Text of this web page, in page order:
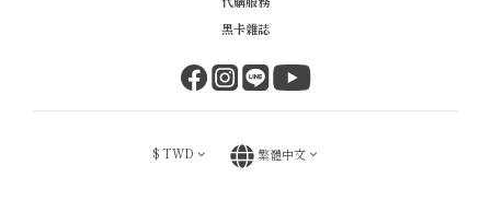
黑卡雜誌
$TWD 繁體中文